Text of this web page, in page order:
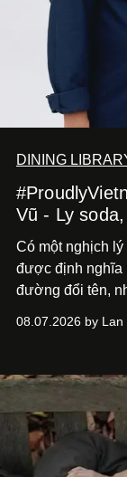
DINING
Vũ - Ly
Có một nghịch
được định nghĩa
đường đổi tên,
nói về cái mới,
08.07.2026 by Lan